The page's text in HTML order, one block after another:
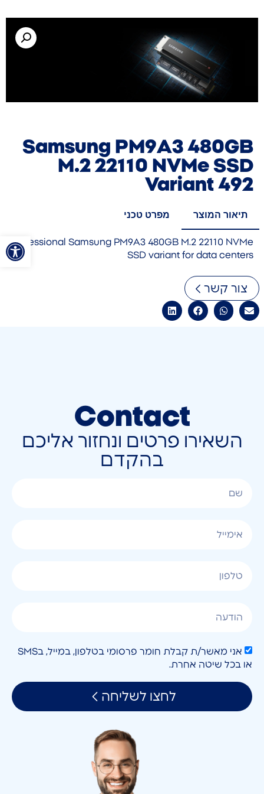
פתח
Samsung PM9A3 480GB
M.2 22110 NVMe SSD
Variant 492
תיאור המוצר מפרט טכני
Professional Samsung PM9A3 480GB M.2 22110 NVMe
SSD variant for data centers
צור קשר
Contact
השאירו פרטים ונחזור אליכם
בהקדם
אני מאשר/ת קבלת חומר פרסומי בטלפון, במייל, בSMS
או בכל שיטה אחרת.
לחצו לשליחה